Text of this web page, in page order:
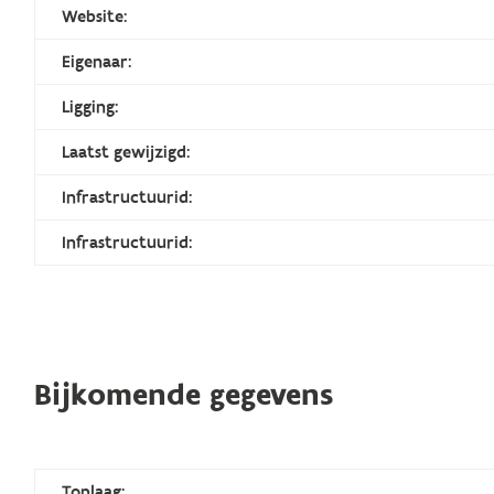
Website:
Eigenaar:
Ligging:
Laatst gewijzigd:
Infrastructuurid:
Infrastructuurid:
Bijkomende gegevens